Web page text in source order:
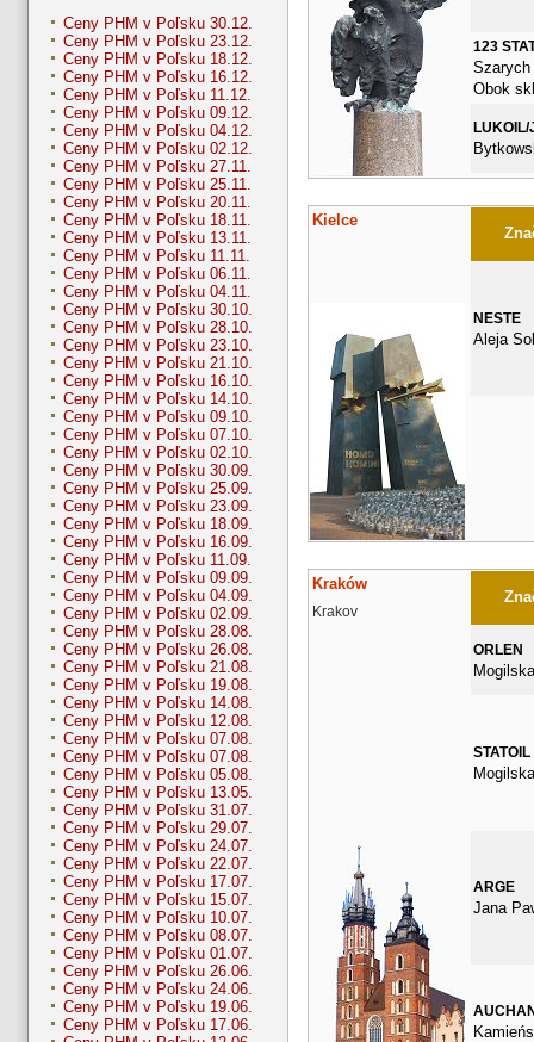
Ceny PHM v Poľsku 30.12.
Ceny PHM v Poľsku 23.12.
Ceny PHM v Poľsku 18.12.
Ceny PHM v Poľsku 16.12.
Ceny PHM v Poľsku 11.12.
Ceny PHM v Poľsku 09.12.
Ceny PHM v Poľsku 04.12.
Ceny PHM v Poľsku 02.12.
Ceny PHM v Poľsku 27.11.
Ceny PHM v Poľsku 25.11.
Ceny PHM v Poľsku 20.11.
Ceny PHM v Poľsku 18.11.
Ceny PHM v Poľsku 13.11.
Ceny PHM v Poľsku 11.11.
Ceny PHM v Poľsku 06.11.
Ceny PHM v Poľsku 04.11.
Ceny PHM v Poľsku 30.10.
Ceny PHM v Poľsku 28.10.
Ceny PHM v Poľsku 23.10.
Ceny PHM v Poľsku 21.10.
Ceny PHM v Poľsku 16.10.
Ceny PHM v Poľsku 14.10.
Ceny PHM v Poľsku 09.10.
Ceny PHM v Poľsku 07.10.
Ceny PHM v Poľsku 02.10.
Ceny PHM v Poľsku 30.09.
Ceny PHM v Poľsku 25.09.
Ceny PHM v Poľsku 23.09.
Ceny PHM v Poľsku 18.09.
Ceny PHM v Poľsku 16.09.
Ceny PHM v Poľsku 11.09.
Ceny PHM v Poľsku 09.09.
Ceny PHM v Poľsku 04.09.
Ceny PHM v Poľsku 02.09.
Ceny PHM v Poľsku 28.08.
Ceny PHM v Poľsku 26.08.
Ceny PHM v Poľsku 21.08.
Ceny PHM v Poľsku 19.08.
Ceny PHM v Poľsku 14.08.
Ceny PHM v Poľsku 12.08.
Ceny PHM v Poľsku 07.08.
Ceny PHM v Poľsku 07.08.
Ceny PHM v Poľsku 05.08.
Ceny PHM v Poľsku 13.05.
Ceny PHM v Poľsku 31.07.
Ceny PHM v Poľsku 29.07.
Ceny PHM v Poľsku 24.07.
Ceny PHM v Poľsku 22.07.
Ceny PHM v Poľsku 17.07.
Ceny PHM v Poľsku 15.07.
Ceny PHM v Poľsku 10.07.
Ceny PHM v Poľsku 08.07.
Ceny PHM v Poľsku 01.07.
Ceny PHM v Poľsku 26.06.
Ceny PHM v Poľsku 24.06.
Ceny PHM v Poľsku 19.06.
Ceny PHM v Poľsku 17.06.
123
Szarych
Obok
LUKOIL/
Kielce
NESTE
Aleja
Kraków
Krakov
ORLEN
STATOIL
ARGE
Jana